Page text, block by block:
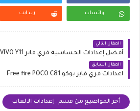
واتساب ريدايت
المقال التالي
أفضل إعدادات الحساسية فري فاير VIVO Y11
المقال السابق
اعدادات فري فاير بوكو Free fire POCO C81
أخر المواضيع من قسم : إعدادات-الالعاب